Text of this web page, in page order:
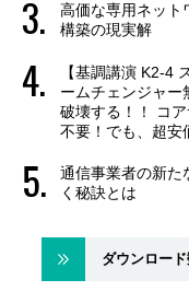
高価な専用ネット
構築の現実解
【基調講演 K2-4
ームチェンジャー
破壊する！！ コ
不要！でも、超
通信事業者の新
く秘訣とは
ダウンロー